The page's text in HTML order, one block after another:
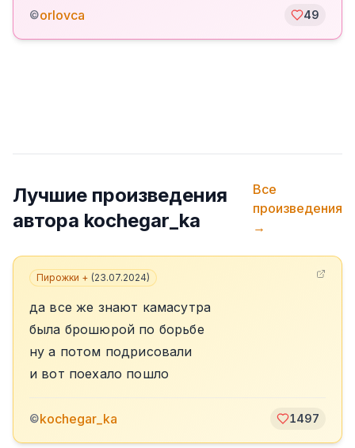
©orlovca 49
Лучшие произведения
автора kochegar_ka
Все
произведения
→
Пирожки + (23.07.2024)
да все же знают камасутра
была брошюрой по борьбе
ну а потом подрисовали
и вот поехало пошло
©kochegar_ka 1497